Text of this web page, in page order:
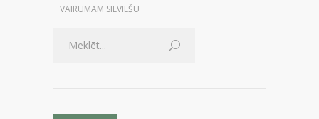
VAIRUMAM SIEVIEŠU